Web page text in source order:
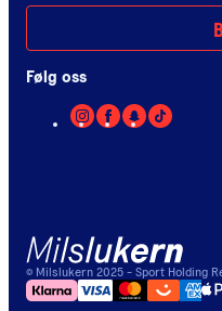
Følg oss
© Milslukern 2025 - Sport Holding